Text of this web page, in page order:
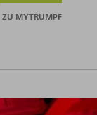
ZU MYTRUMPF